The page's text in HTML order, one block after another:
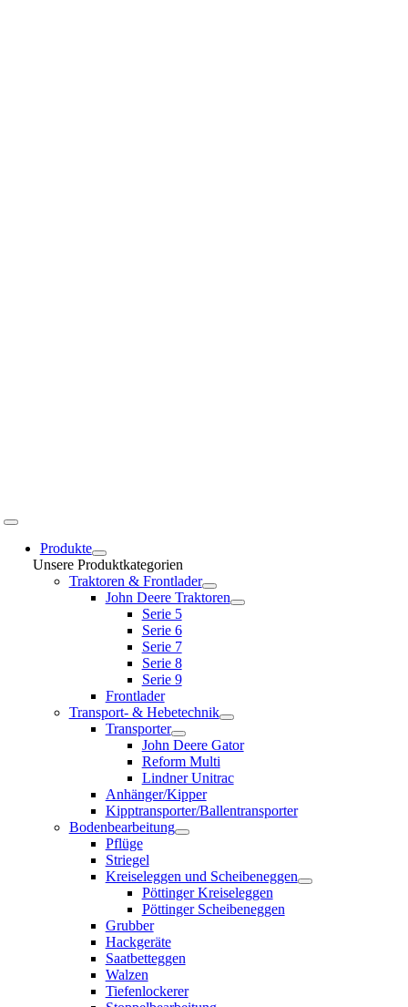
Toggle
NavigationProdukte
Unsere Produktkategorien
Traktoren & Frontlader
John Deere Traktoren
Serie 5
Serie 6
Serie 7
Serie 8
Serie 9
Frontlader
Transport- & Hebetechnik
Transporter
John Deere Gator
Reform Multi
Lindner Unitrac
Anhänger/Kipper
Kipptransporter/Ballentransporter
Bodenbearbeitung
Pflüge
Striegel
Kreiseleggen und Scheibeneggen
Pöttinger Kreiseleggen
Pöttinger Scheibeneggen
Grubber
Hackgeräte
Saatbetteggen
Walzen
Tiefenlockerer